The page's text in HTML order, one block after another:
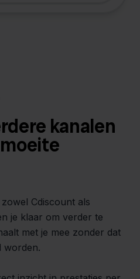
kanalen
Cdiscount als
je klaar om verder te
met je mee zonder dat
worden.